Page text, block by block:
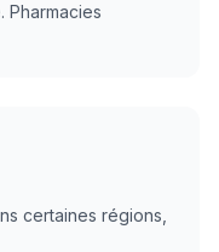
Pharmacies
certaines régions,